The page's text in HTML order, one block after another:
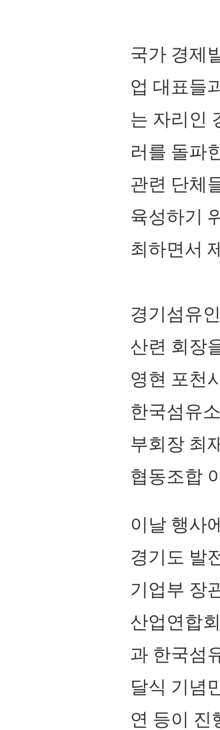
국가 경제
업 대표들
는 자리인
러를 돌파
관련 단체
육성하기
최하면서
경기섬유
산련 회장
영현 포천
한국섬유
부회장 최
협동조합
이날 행사
경기도 발
기업부 장
산업연합
과 한국섬
달식 기념
연 등이 진